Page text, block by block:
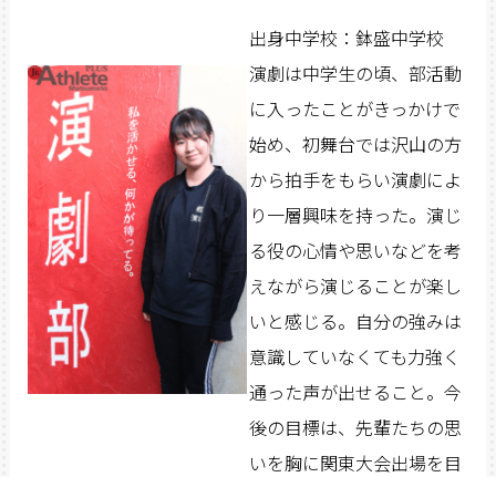
出身中学校：鉢盛中学校
演劇は中学生の頃、部活動
に入ったことがきっかけで
始め、初舞台では沢山の方
から拍手をもらい演劇によ
り一層興味を持った。演じ
る役の心情や思いなどを考
えながら演じることが楽し
いと感じる。自分の強みは
意識していなくても力強く
通った声が出せること。今
後の目標は、先輩たちの思
いを胸に関東大会出場を目